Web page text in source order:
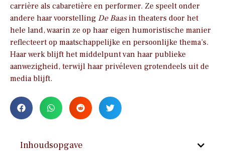
carrière als cabaretière en performer. Ze speelt onder
andere haar voorstelling De Baasin theaters door het
hele land, waarin ze op haar eigen humoristische manier
reflecteert op maatschappelijke en persoonlijke thema’s.
Haar werk blijft het middelpunt van haar publieke
aanwezigheid, terwijl haar privéleven grotendeels uit de
media blijft.
Inhoudsopgave